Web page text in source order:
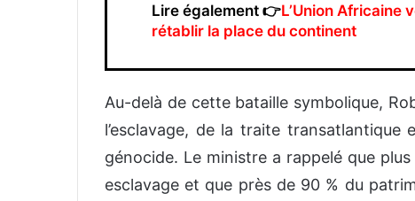
Lire également 👉L’Union Africaine
rétablir la place du continent
Au-delà de cette bataille symbolique,
l’esclavage, de la traite
génocide. Le ministre a rappelé que
esclavage et que près de 90 % du